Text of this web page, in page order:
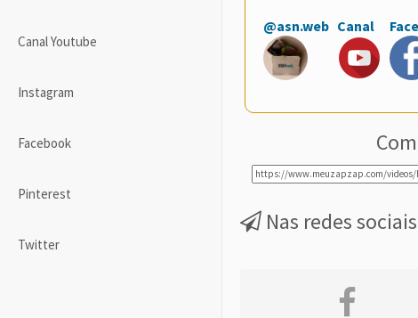
Canal Youtube
Instagram
Facebook
Pinterest
Twitter
@asn.web Canal Face
Nas redes sociais